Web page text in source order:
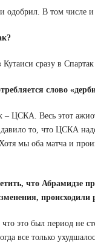
одобрил. В том числе
сразу в
слово
– ЦСКА. Весь этот
то, что ЦСКА
мы оба матча и
что Абрамидзе
это был период не
все только